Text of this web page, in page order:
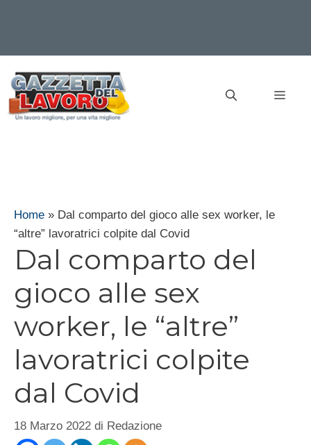
contenuto
Home » Dal comparto del gioco alle sex worker, le
“altre” lavoratrici colpite dal Covid
Dal comparto del
gioco alle sex
worker, le “altre”
lavoratrici colpite
dal Covid
18 Marzo 2022 di Redazione